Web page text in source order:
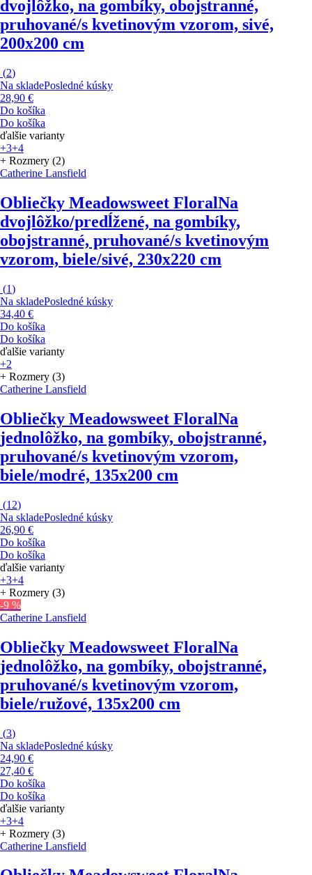
dvojlôžko, na gombíky, obojstranné,
pruhované/s kvetinovým vzorom, sivé,
200x200 cm
(2)
Na skladePosledné kúsky
28,90 €
Do košíka
Do košíka
ďalšie varianty
+3+4
+ Rozmery (2)
Catherine Lansfield
Obliečky Meadowsweet FloralNa
dvojlôžko/predĺžené, na gombíky,
obojstranné, pruhované/s kvetinovým
vzorom, biele/sivé, 230x220 cm
(1)
Na skladePosledné kúsky
34,40 €
Do košíka
Do košíka
ďalšie varianty
+2
+ Rozmery (3)
Catherine Lansfield
Obliečky Meadowsweet FloralNa
jednolôžko, na gombíky, obojstranné,
pruhované/s kvetinovým vzorom,
biele/modré, 135x200 cm
(12)
Na skladePosledné kúsky
26,90 €
Do košíka
Do košíka
ďalšie varianty
+3+4
+ Rozmery (3)
-9 %
Catherine Lansfield
Obliečky Meadowsweet FloralNa
jednolôžko, na gombíky, obojstranné,
pruhované/s kvetinovým vzorom,
biele/ružové, 135x200 cm
(3)
Na skladePosledné kúsky
24,90 €
27,40 €
Do košíka
Do košíka
ďalšie varianty
+3+4
+ Rozmery (3)
Catherine Lansfield